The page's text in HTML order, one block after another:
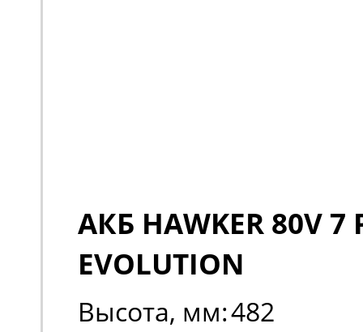
АКБ HAWKER 80V 7
EVOLUTION
Высота, мм:482